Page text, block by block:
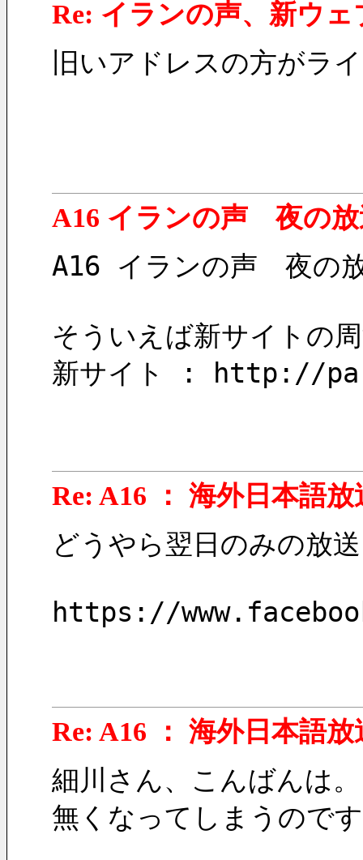
Re: イランの声、新ウ
旧いアドレスの方がラ
A16 イランの声 夜の放
A16 イランの声　夜の
そういえば新サイトの
新サイト : http://
Re: A16 ： 海外日本語放
どうやら翌日のみの放
https://
Re: A16 ： 海外日本語放
細川さん、こんばんは
無くなってしまうので